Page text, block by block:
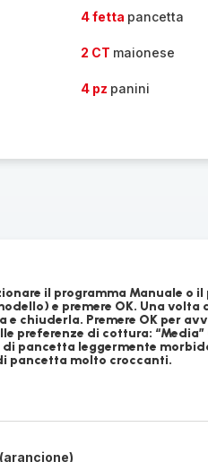
4 fetta pancetta
2 CT maionese
4 pz panini
il programma Manuale o il
e premere OK. Una volta
chiuderla. Premere OK per
preferenze di cottura:
pancetta leggermente
pancetta molto croccanti.